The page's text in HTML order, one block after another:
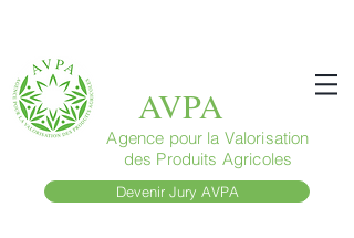
AVPA
Agence pour la Valorisation
des Produits Agricoles
Devenir Jury AVPA